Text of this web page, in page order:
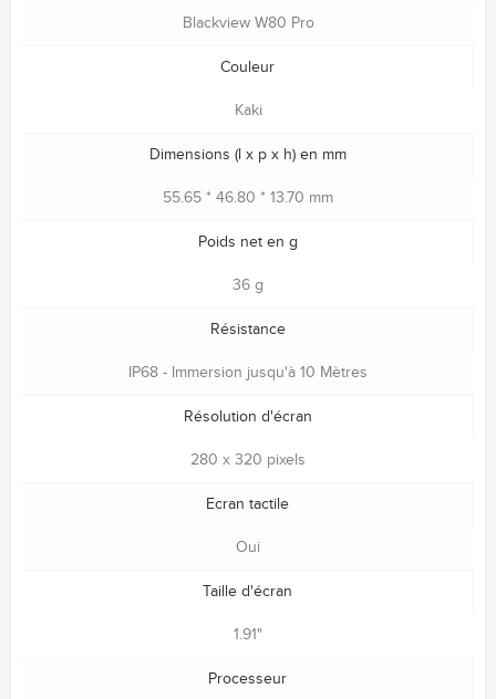
Blackview W80 Pro
Couleur
Kaki
Dimensions (l x p x h) en mm
55.65 * 46.80 * 13.70 mm
Poids net en g
36 g
Résistance
IP68 - Immersion jusqu'à 10 Mètres
Résolution d'écran
280 x 320 pixels
Ecran tactile
Oui
Taille d'écran
1.91"
Processeur